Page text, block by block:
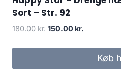
Sort – Str. 92
180.00kr. Original
150.00 kr.
150.00 kr..
Køb